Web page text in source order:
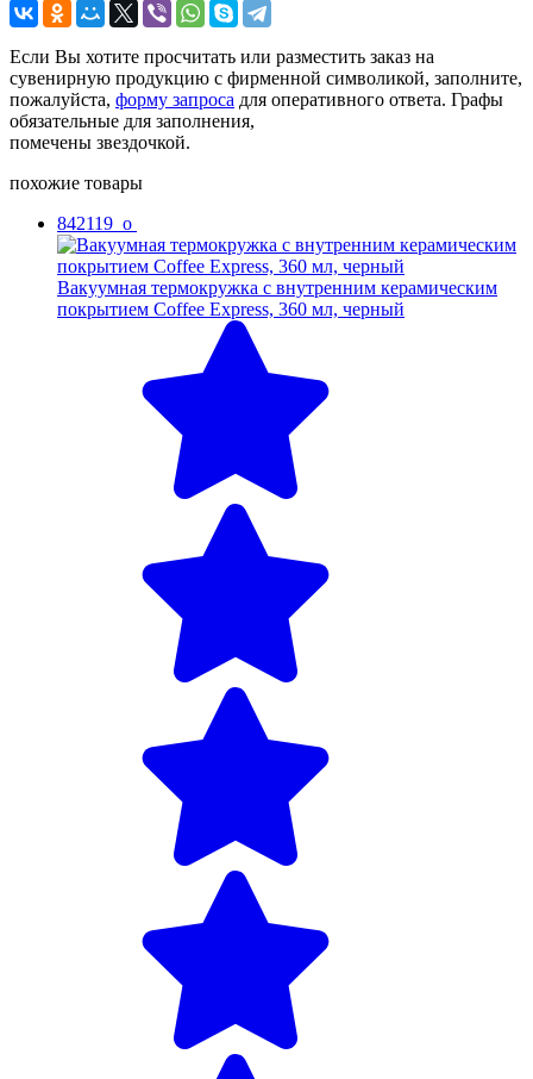
Если Вы хотите просчитать или разместить заказ на
сувенирную продукцию с фирменной символикой, заполните,
пожалуйста, форму запроса для оперативного ответа. Графы
обязательные для заполнения,
помечены звездочкой.
похожие товары
842119_o
Вакуумная термокружка с внутренним керамическим
покрытием Coffee Express, 360 мл, черный